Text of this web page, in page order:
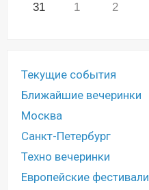
31 1 2
Текущие события
Ближайшие вечеринки
Москва
Санкт-Петербург
Техно вечеринки
Европейские фестивали